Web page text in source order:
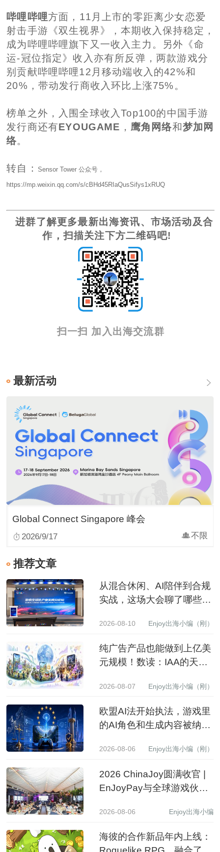
哔哩哔哩方面，11月上市的零距离少女恋爱
射击手游《双生视界》，本期收入保持稳定，
成为哔哩哔哩旗下又一收入主力。另外《命
运-冠位指定》收入亦有所反弹，两款游戏分
别贡献哔哩哔哩12月移动端收入的42%和
20%，带动发行商收入环比上涨75%。
榜单之外，入围全球收入Top100的中国手游
发行商还有EYOUGAME ， 鹰角网络和梦加网
络。
转自： Sensor Tower 公众号，
https://mp.weixin.qq.com/s/cBHd45RIaQusSifys1xRUQ
进群了解更多最新出海资讯、市场活动及合
作，扫描关注下方二维码吧!
扫一扫 加入出海交流群
最新活动
Global Connect Singapore 峰会
2026/9/17 不限
推荐文章
从混合休闲、AI陪伴到合规
实战，这场大会聊了哪些出
2026-08-10 Enjoy出海小编（刚）
纯广告产品也能做到上亿美
元规模！数读：IAA的天花
2026-08-07 Enjoy出海小编（刚）
欧盟AI法开始执法，游戏里
的AI角色和生成内容被纳入
2026-08-06 Enjoy出海小编（刚）
2026 ChinaJoy圆满收官 |
EnJoyPay与全球游戏伙伴
2026-08-06 Enjoy出海小编
海彼的合作新品年内上线：